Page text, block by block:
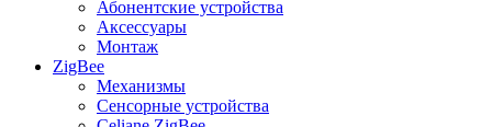
Абонентские устройства
Аксессуары
Монтаж
ZigBee
Механизмы
Сенсорные устройства